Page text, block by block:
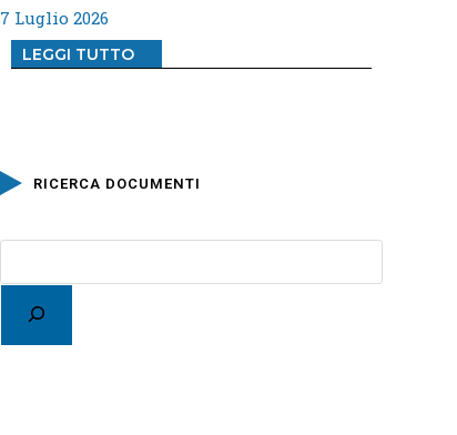
7 Luglio 2026
LEGGI TUTTO
RICERCA DOCUMENTI